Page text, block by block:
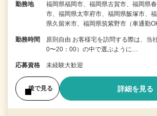
勤務地
福岡県福岡市、福岡県古賀市、福岡県
市、福岡県太宰府市、福岡県飯塚市、
県久留米市、福岡県筑紫野市（車通勤
勤務時間
原則自由 お客様宅を訪問する際は、当
0〜20：00）の中で選ぶように…
応募資格 未経験大歓迎
後で見る 詳細を見る